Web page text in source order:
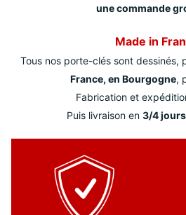
une commande
Made in
Tous nos porte-clés sont dessinés,
France, en Bourgogne,
Fabrication et
Puis livraison en 3/4 jours